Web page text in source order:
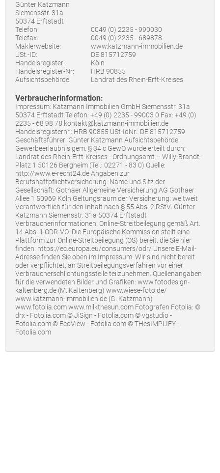
Günter Katzmann
Siemensstr. 31a
50374 Erftstadt
Telefon:
0049 (0) 2235 - 990030
Telefax:
0049 (0) 2235 - 689878
Maklerwebsite:
www.katzmann-immobilien.de
USt.-ID:
DE 815712759
Handelsregister:
Köln
Handelsregister-Nr:
HRB 90855
Aufsichtsbehörde:
Landrat des Rhein-Erft-Kreises
Verbraucherinformation:
Impressum: Katzmann Immobilien GmbH Siemensstr. 31a
50374 Erftstadt Telefon: +49 (0) 2235 - 99003 0 Fax: +49 (0)
2235 - 68 98 78 kontakt@katzmann-immobilien.de
Handelsregisternr.: HRB 90855 USt-IdNr.: DE 815712759
Geschäftsführer: Günter Katzmann Aufsichtsbehörde:
Gewerbeerlaubnis gem. § 34 c GewO wurde erteilt durch:
Landrat des Rhein-Erft-Kreises - Ordnungsamt – Willy-Brandt-
Platz 1 50126 Bergheim (Tel.: 02271 - 83 0) Quelle:
http://www.e-recht24.de Angaben zur
Berufshaftpflichtversicherung: Name und Sitz der
Gesellschaft: Gothaer Allgemeine Versicherung AG Gothaer
Allee 1 50969 Köln Geltungsraum der Versicherung: weltweit
Verantwortlich für den Inhalt nach § 55 Abs. 2 RStV: Günter
Katzmann Siemensstr. 31a 50374 Erftstadt
Verbraucherinformationen: Online-Streitbeilegung gemäß Art.
14 Abs. 1 ODR-VO: Die Europäische Kommission stellt eine
Plattform zur Online-Streitbeilegung (OS) bereit, die Sie hier
finden: https://ec.europa.eu/consumers/odr/ Unsere E-Mail-
Adresse finden Sie oben im Impressum. Wir sind nicht bereit
oder verpflichtet, an Streitbeilegungsverfahren vor einer
Verbraucherschlichtungsstelle teilzunehmen. Quellenangaben
für die verwendeten Bilder und Grafiken: www.fotodesign-
kaltenberg.de (M. Kaltenberg) www.wiese-foto.de/
www.katzmann-immobilien.de (G. Katzmann)
www.fotolia.com www.milkthesun.com Fotografen Fotolia: ©
drx - Fotolia.com © JiSign - Fotolia.com © vgstudio -
Fotolia.com © EcoView - Fotolia.com © THesIMPLIFY -
Fotolia.com